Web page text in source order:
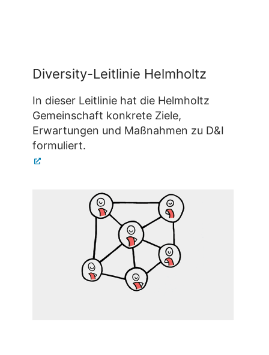
Diversity-Leitlinie Helmholtz
In dieser Leitlinie hat die Helmholtz
Gemeinschaft konkrete Ziele,
Erwartungen und Maßnahmen zu D&I
formuliert.